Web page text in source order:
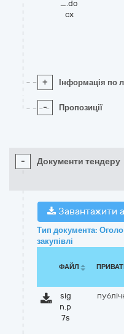
_.do
cx
+ Інформація по
- Пропозиції
- Документи тендеру
Завантажити
Тип документа:
закупівлі
ФАЙЛ
sig
n.p
7s